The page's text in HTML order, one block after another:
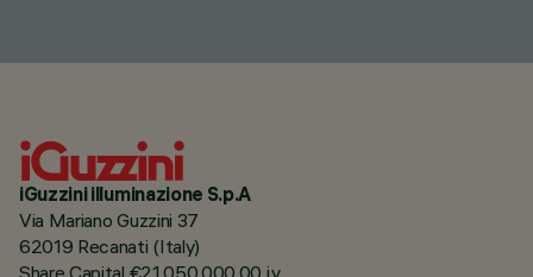
iGuzzini illuminazione S.p.A
Via Mariano Guzzini 37
62019 Recanati (Italy)
Share Capital €21.050.000,00 i.v.